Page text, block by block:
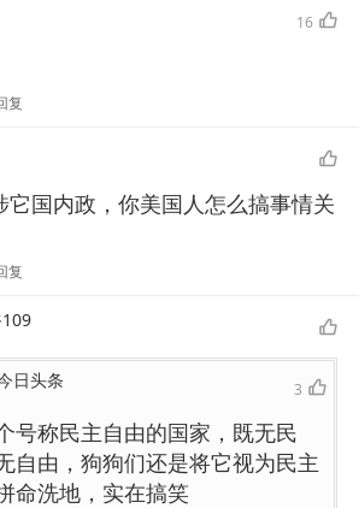
16
复
它国内政，你美国人怎么搞事情关
复
日头条 3
号称民主自由的国家，既无民
自由，狗狗们还是将它视为民主
命洗地，实在搞笑